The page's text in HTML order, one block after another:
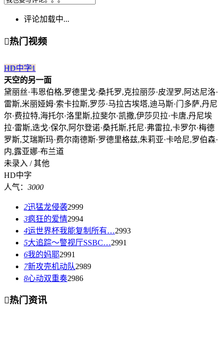
评论加载中...
热门视频
HD中字1
天空的另一面
黛丽丝·韦恩伯格,罗德里戈·桑托罗,克拉丽莎·皮涅罗,阿达尼洛·
雷斯,米丽娅姆·索卡拉斯,罗莎·马拉古埃塔,迪马斯·门多萨,丹尼
尔·费拉特,海托尔·洛里斯,拉斐尔·凯撒,伊莎贝拉·卡唐,丹尼埃
拉·雷斯,迭戈·保尔,阿尔登诺·桑托斯,托尼·弗雷拉,卡罗尔·梅德
罗斯,艾瑞斯玛·费尔南德斯·罗德里格兹,朱莉亚·卡哈尼,罗伯森·
内,露亚娜·布兰道
未录入 / 其他
HD中字
人气： 3000
2迅猛龙侵袭2999
3疯狂的爱情2994
4运世界杯我能复制所有…2993
5大追踪〜警视厅SSBC…2991
6我的妈耶2991
7新攻壳机动队2989
8心动双重奏2986
热门资讯